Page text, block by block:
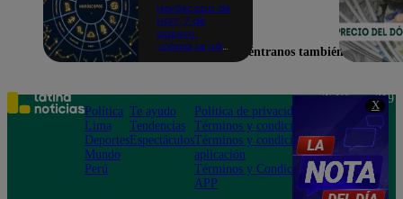
X
Horóscopo de
HOY, 7 de
agosto:
¿cómo te iráEncuéntranos también en
Política
Lima
Deportes
Mundo
Perú
Te ayudo
Tendencias
Espectáculos
Política de privacidad
Términos y condiciones
Términos y condiciones
aplicación
Términos y Condiciones
APP
Teléfono: 219
Av. San
Felipe 968
Jesús María